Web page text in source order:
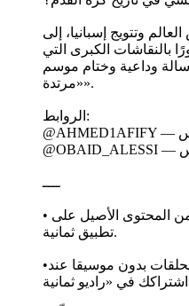
وتتويج إسبانيا، إلى
بالنقاشات الكبرى التي
وداعية وختام موسم
«مرتدة».
الروابط:
ــــ
• تابع البطولات السعودية وغيرها من المحتوى الأصيل على
تطبيق ثمانية.
•اسمع هذه الحلقة وغيرها من الحلقات بدون موسيقا عند